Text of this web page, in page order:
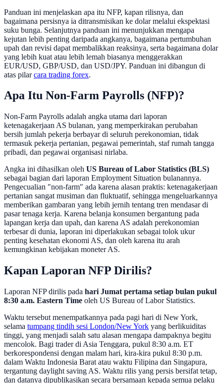
Panduan ini menjelaskan apa itu NFP, kapan rilisnya, dan
bagaimana persisnya ia ditransmisikan ke dolar melalui ekspektasi
suku bunga. Selanjutnya panduan ini menunjukkan mengapa
kejutan lebih penting daripada angkanya, bagaimana pertumbuhan
upah dan revisi dapat membalikkan reaksinya, serta bagaimana dolar
yang lebih kuat atau lebih lemah biasanya menggerakkan
EUR/USD, GBP/USD, dan USD/JPY. Panduan ini dibangun di
atas pilarcara trading forex.
Apa Itu Non-Farm Payrolls (NFP)?
Non-Farm Payrolls adalah angka utama dari laporan
ketenagakerjaan AS bulanan, yang memperkirakan perubahan
bersih jumlah pekerja berbayar di seluruh perekonomian, tidak
termasuk pekerja pertanian, pegawai pemerintah, staf rumah tangga
pribadi, dan pegawai organisasi nirlaba.
Angka ini dihasilkan oleh US Bureau of Labor Statistics (BLS)
sebagai bagian dari laporan Employment Situation bulanannya.
Pengecualian "non-farm" ada karena alasan praktis: ketenagakerjaan
pertanian sangat musiman dan fluktuatif, sehingga mengeluarkannya
memberikan gambaran yang lebih jernih tentang tren mendasar di
pasar tenaga kerja. Karena belanja konsumen bergantung pada
lapangan kerja dan upah, dan karena AS adalah perekonomian
terbesar di dunia, laporan ini diperlakukan sebagai tolok ukur
penting kesehatan ekonomi AS, dan oleh karena itu arah
kemungkinan kebijakan moneter AS.
Kapan Laporan NFP Dirilis?
Laporan NFP dirilis pada hari Jumat pertama setiap bulan pukul
8:30 a.m. Eastern Time oleh US Bureau of Labor Statistics.
Waktu tersebut menempatkannya pada pagi hari di New York,
selama tumpang tindih sesi London/New York yang berlikuiditas
tinggi, yang menjadi salah satu alasan mengapa dampaknya begitu
mencolok. Bagi trader di Asia Tenggara, pukul 8:30 a.m. ET
berkorespondensi dengan malam hari, kira-kira pukul 8:30 p.m.
dalam Waktu Indonesia Barat atau waktu Filipina dan Singapura,
tergantung daylight saving AS. Waktu rilis yang persis bersifat tetap,
dan datanya dipublikasikan secara bersamaan kepada semua pelaku